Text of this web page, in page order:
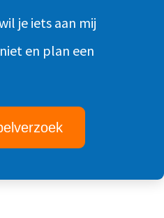
je iets aan mij
en plan een